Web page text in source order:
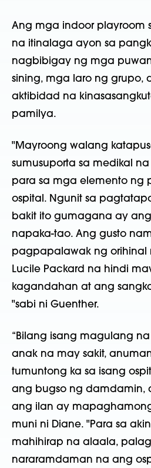
Ang mga indoor playroom
na itinalaga ayon sa
nagbibigay ng mga
sining, mga laro ng grupo,
aktibidad na
pamilya.
"Mayroong walang
sumusuporta sa medikal
para sa mga elemento ng
ospital. Ngunit sa
bakit ito gumagana ay
napaka-tao. Ang gusto
pagpapalawak ng orihinal
Lucile Packard na hindi
kagandahan at ang
"sabi ni Guenther.
“Bilang isang magulang
anak na may sakit,
tumuntong ka sa isang
ang bugso ng damdamin,
ang ilan ay
muni ni Diane. "Para sa
mahihirap na alaala,
nararamdaman na ang